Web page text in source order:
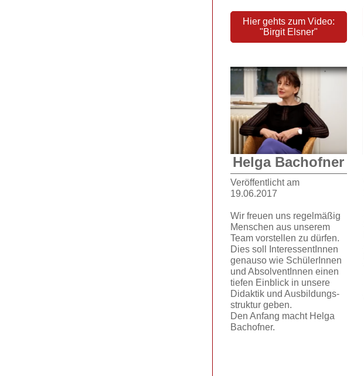
Hier gehts zum Video:
"Birgit Elsner"
Helga Bachofner
Veröffentlicht am
19.06.2017
Wir freuen uns regelmäßig
Menschen aus unserem
Team vorstellen zu dürfen.
Dies soll InteressentInnen
genauso wie SchülerInnen
und AbsolventInnen einen
tiefen Einblick in unsere
Didaktik und Ausbildungs-
struktur geben.
Den Anfang macht Helga
Bachofner.